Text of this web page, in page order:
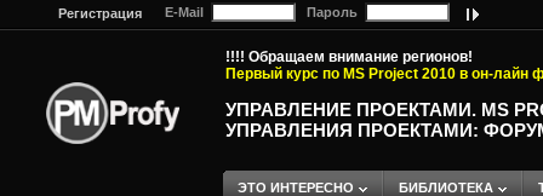
Регистрация E-Mail Пароль
!!!! Обращаем внимание регионов!
Первый курс по MS Project 2010 в он-лайн
УПРАВЛЕНИЕ ПРОЕКТАМИ. MS
УПРАВЛЕНИЯ ПРОЕКТАМИ:
ЭТО ИНТЕРЕСНО БИБЛИОТЕКА